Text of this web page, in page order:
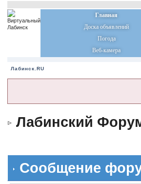
Главная
Доска объявлений
Погода
Веб-камера
Лабинск.RU
Лабинский
Сообщение